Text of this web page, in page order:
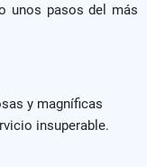
unos pasos del más
y magníficas
insuperable.